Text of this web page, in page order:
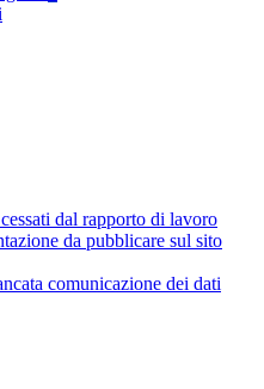
dal rapporto di lavoro
da pubblicare sul sito
comunicazione dei dati